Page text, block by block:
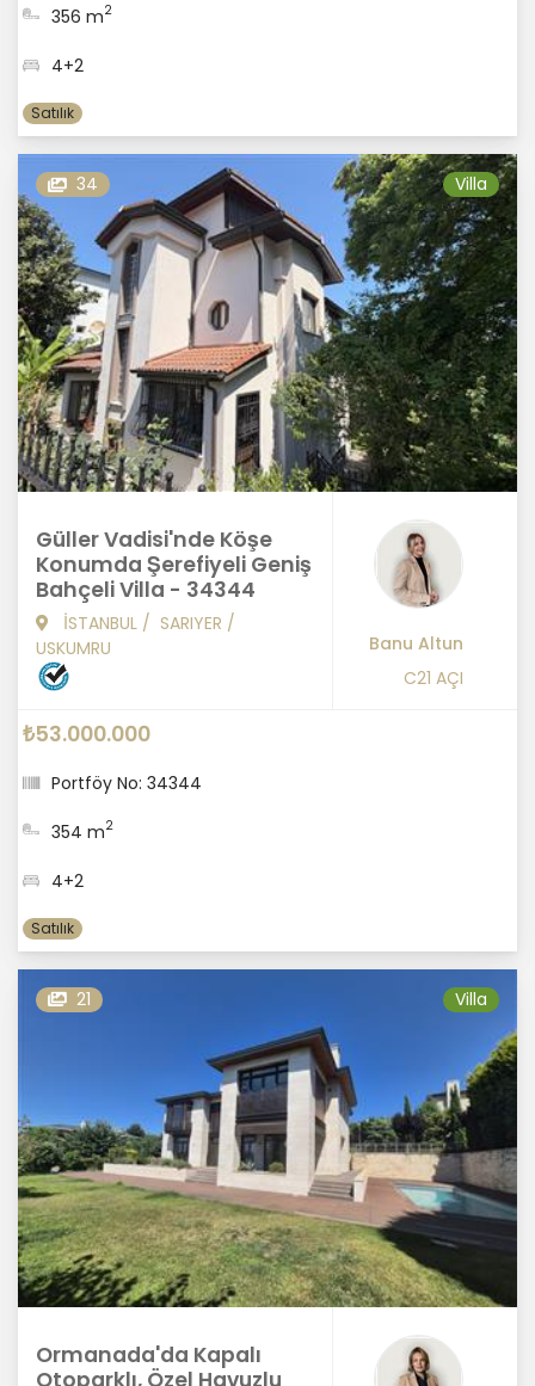
356 m2
4+2
Satılık
34 Villa
Güller Vadisi'nde Köşe
Konumda Şerefiyeli Geniş
Bahçeli Villa - 34344
İSTANBUL / SARIYER /
USKUMRU
Banu Altun
C21 AÇI
₺53.000.000
Portföy No: 34344
354 m2
4+2
Satılık
21 Villa
Ormanada'da Kapalı
Otoparklı, Özel Havuzlu